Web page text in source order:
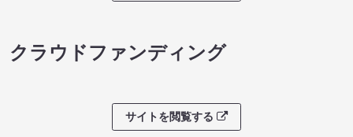
クラウドファンディング
サイトを閲覧する